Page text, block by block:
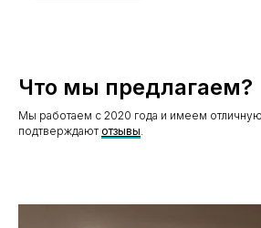
Что мы предлагаем?
Мы работаем с 2020 года и имеем
подтверждают отзывы.